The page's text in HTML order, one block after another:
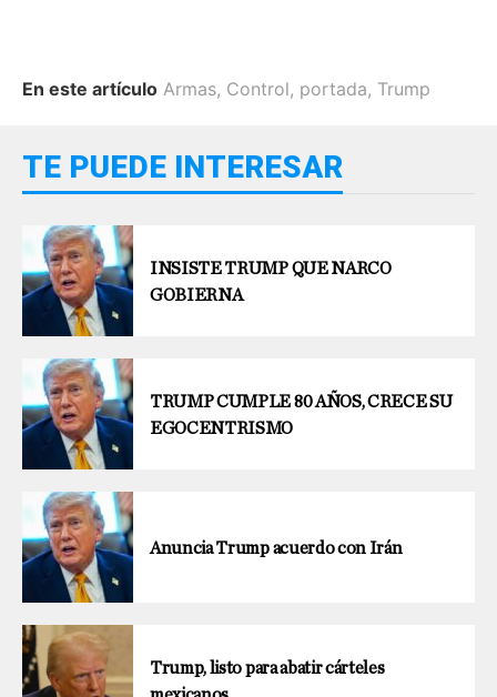
En este artículo Armas, Control, portada, Trump
TE PUEDE INTERESAR
INSISTE TRUMP QUE NARCO
GOBIERNA
TRUMP CUMPLE 80 AÑOS, CRECE SU
EGOCENTRISMO
Anuncia Trump acuerdo con Irán
Trump, listo para abatir cárteles